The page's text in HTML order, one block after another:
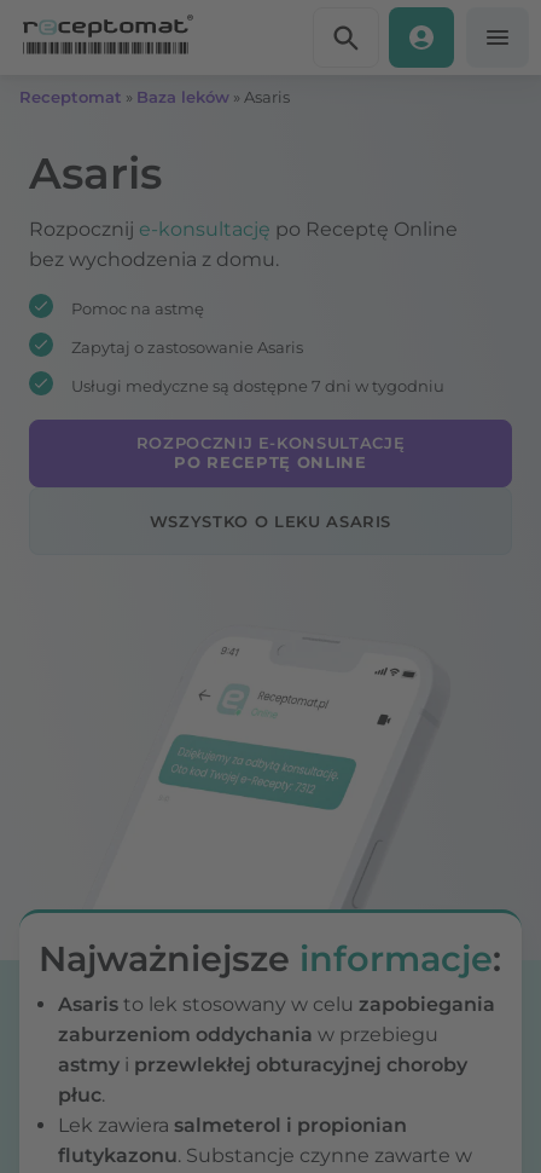
Receptomat » Baza leków » Asaris
Asaris
Rozpocznij e-konsultację po Receptę Online
bez wychodzenia z domu.
Pomoc na astmę
Zapytaj o zastosowanie Asaris
Usługi medyczne są dostępne 7 dni w tygodniu
ROZPOCZNIJ E-KONSULTACJĘ
PO RECEPTĘ ONLINE
WSZYSTKO O LEKU ASARIS
Najważniejsze informacje:
Asaris to lek stosowany w celu zapobiegania
zaburzeniom oddychania w przebiegu
astmy i przewlekłej obturacyjnej choroby
płuc.
Lek zawiera salmeterol i propionian
flutykazonu. Substancje czynne zawarte w